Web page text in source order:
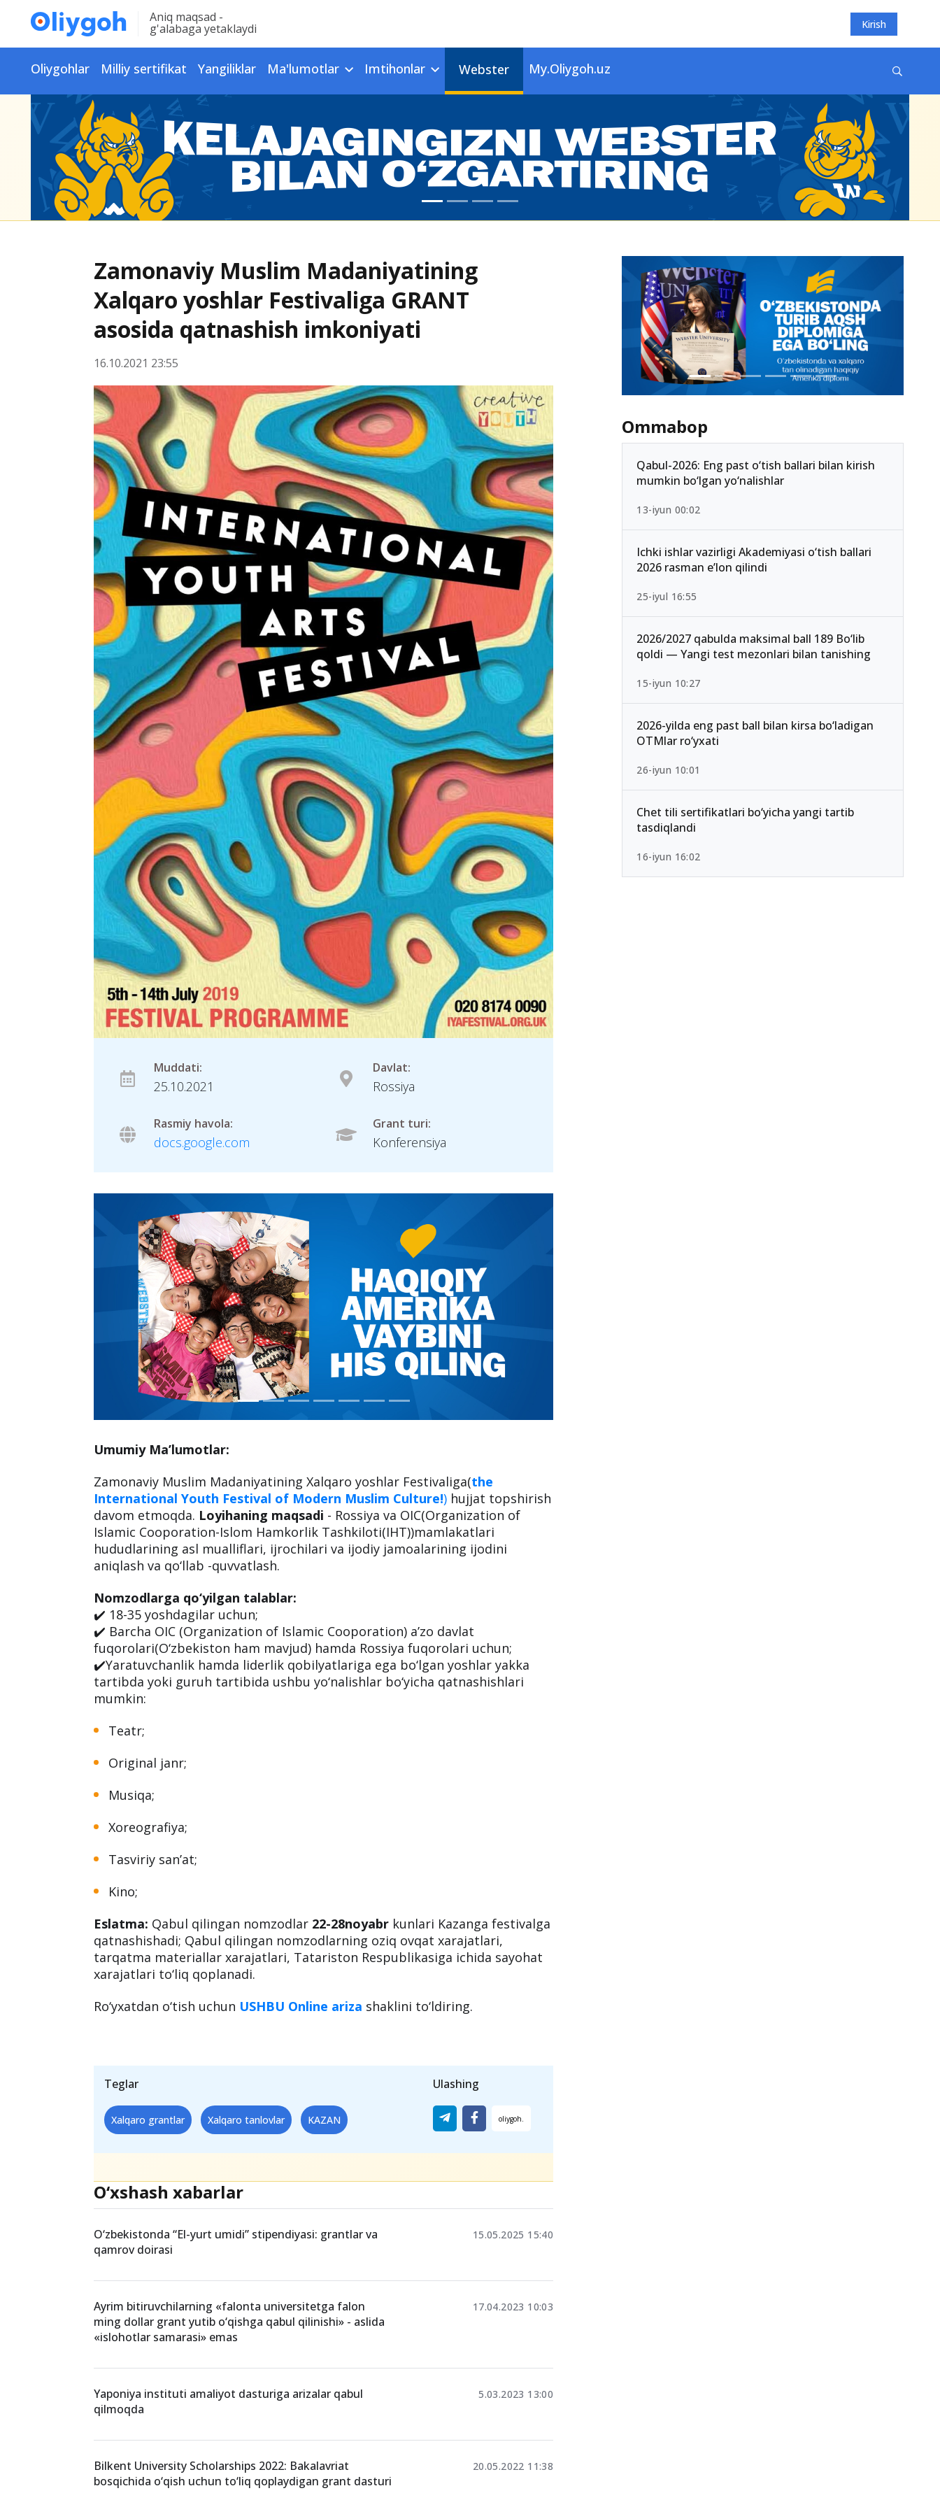
Aniq maqsad -
g'alabaga yetaklaydi Kirish
Oliygohlar Milliy sertifikat Yangiliklar Ma'lumotlar Imtihonlar Webster My.Oliygoh.uz
Zamonaviy Muslim Madaniyatining
Xalqaro yoshlar Festivaliga GRANT
asosida qatnashish imkoniyati
16.10.2021 23:55
Muddati:
25.10.2021
Davlat:
Rossiya
Rasmiy havola:
docs.google.com
Grant turi:
Konferensiya
Umumiy Ma’lumotlar:
Zamonaviy Muslim Madaniyatining Xalqaro yoshlar Festivaliga(the
International Youth Festival of Modern Muslim Culture!) hujjat topshirish
davom etmoqda. Loyihaning maqsadi - Rossiya va OIC(Organization of
Islamic Cooporation-Islom Hamkorlik Tashkiloti(IHT))mamlakatlari
hududlarining asl mualliflari, ijrochilari va ijodiy jamoalarining ijodini
aniqlash va qo‘llab -quvvatlash.
Nomzodlarga qo‘yilgan talablar:
✔️ 18-35 yoshdagilar uchun;
✔️ Barcha OIC (Organization of Islamic Cooporation) a’zo davlat
fuqorolari(O‘zbekiston ham mavjud) hamda Rossiya fuqorolari uchun;
✔️Yaratuvchanlik hamda liderlik qobilyatlariga ega bo‘lgan yoshlar yakka
tartibda yoki guruh tartibida ushbu yo‘nalishlar bo‘yicha qatnashishlari
mumkin:
Teatr;
Original janr;
Musiqa;
Xoreografiya;
Tasviriy san’at;
Kino;
Eslatma: Qabul qilingan nomzodlar 22-28noyabr kunlari Kazanga festivalga
qatnashishadi; Qabul qilingan nomzodlarning oziq ovqat xarajatlari,
tarqatma materiallar xarajatlari, Tatariston Respublikasiga ichida sayohat
xarajatlari to‘liq qoplanadi.
Ro‘yxatdan o‘tish uchun USHBU Online ariza shaklini to‘ldiring.
Teglar
Xalqaro grantlar Xalqaro tanlovlar KAZAN
Ulashing
O‘xshash xabarlar
O‘zbekistonda “El-yurt umidi” stipendiyasi: grantlar va
qamrov doirasi
15.05.2025 15:40
Ayrim bitiruvchilarning «falonta universitetga falon
ming dollar grant yutib o‘qishga qabul qilinishi» - aslida
«islohotlar samarasi» emas
17.04.2023 10:03
Yaponiya instituti amaliyot dasturiga arizalar qabul
qilmoqda
5.03.2023 13:00
Bilkent University Scholarships 2022: Bakalavriat
bosqichida o‘qish uchun to‘liq qoplaydigan grant dasturi
20.05.2022 11:38
Ommabop
Qabul-2026: Eng past o‘tish ballari bilan kirish
mumkin bo‘lgan yo‘nalishlar
13-iyun 00:02
Ichki ishlar vazirligi Akademiyasi o‘tish ballari
2026 rasman e’lon qilindi
25-iyul 16:55
2026/2027 qabulda maksimal ball 189 Bo‘lib
qoldi — Yangi test mezonlari bilan tanishing
15-iyun 10:27
2026-yilda eng past ball bilan kirsa bo‘ladigan
OTMlar ro‘yxati
26-iyun 10:01
Chet tili sertifikatlari bo‘yicha yangi tartib
tasdiqlandi
16-iyun 16:02